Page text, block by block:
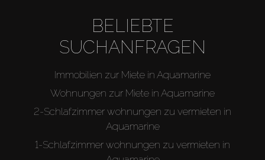
BELIEBTE
SUCHANFRAGEN
Immobilien zur Miete in Aquamarine
Wohnungen zur Miete in Aquamarine
2-Schlafzimmer wohnungen zu vermieten in
Aquamarine
1-Schlafzimmer wohnungen zu vermieten in